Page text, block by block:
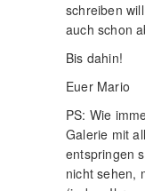
schreiben
auch schon
Bis dahin!
Euer Mario
PS: Wie
Galerie mit
entspringen
nicht sehen,